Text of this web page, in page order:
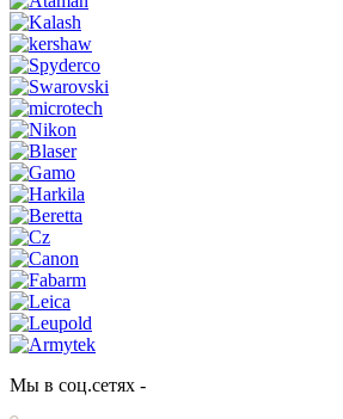
Мы в соц.сетях -